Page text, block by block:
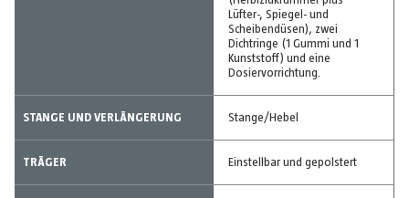
Lüfter-, Spiegel- und
Scheibendüsen), zwei
Dichtringe (1 Gummi und 1
Kunststoff) und eine
Dosiervorrichtung.
STANGE UND VERLÄNGERUNG Stange/Hebel
TRÄGER Einstellbar und gepolstert